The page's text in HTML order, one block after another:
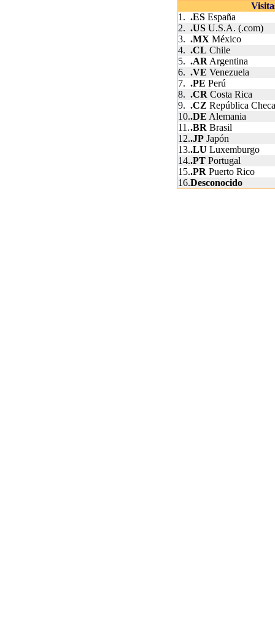
1. .ES España
2. .US U.S.A. (.com)
3. .MX México
4. .CL Chile
5. .AR Argentina
6. .VE Venezuela
7. .PE Perú
8. .CR Costa Rica
9. .CZ República Checa
10..DE Alemania
11..BR Brasil
12..JP Japón
13..LU Luxemburgo
14..PT Portugal
15..PR Puerto Rico
16.Desconocido